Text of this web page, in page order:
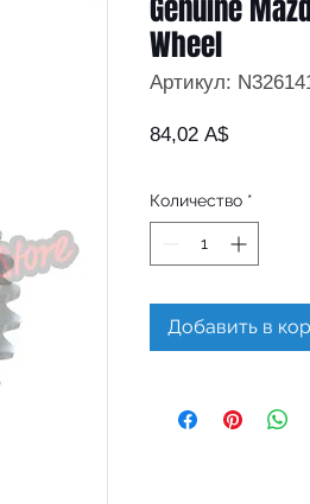
Genuine
Wheel
Артикул:
84,02 A$Цена
Количество *
Добавить в